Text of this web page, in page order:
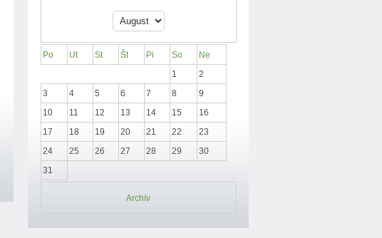
Po Ut St Št Pi So
Ne
1
2
3
4 5 6 7 8
9
10
11 12 13 14 15
16
17
18 19 20 21 22
23
24
25 26 27 28 29
30
31
Archív